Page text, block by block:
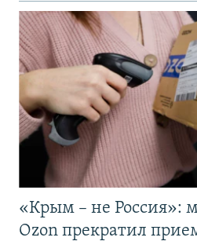
«Крым – не Россия»:
Ozon прекратил